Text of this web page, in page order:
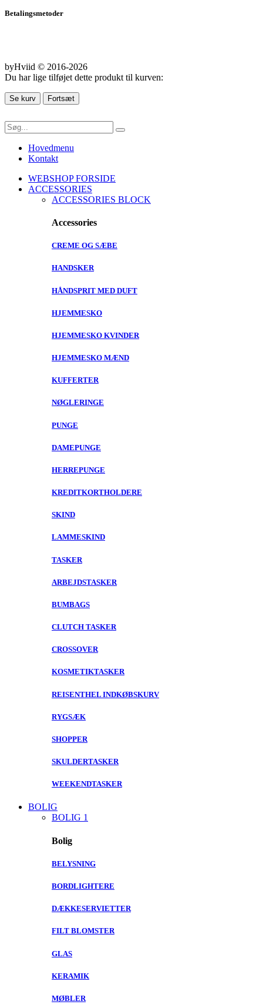
Betalingsmetoder
byHviid © 2016-2026
Du har lige tilføjet dette produkt til kurven:
Se kurv Fortsæt
Hovedmenu
Kontakt
WEBSHOP FORSIDE
ACCESSORIES
ACCESSORIES BLOCK
Accessories
CREME OG SÆBE
HANDSKER
HÅNDSPRIT MED DUFT
HJEMMESKO
HJEMMESKO KVINDER
HJEMMESKO MÆND
KUFFERTER
NØGLERINGE
PUNGE
DAMEPUNGE
HERREPUNGE
KREDITKORTHOLDERE
SKIND
LAMMESKIND
TASKER
ARBEJDSTASKER
BUMBAGS
CLUTCH TASKER
CROSSOVER
KOSMETIKTASKER
REISENTHEL INDKØBSKURV
RYGSÆK
SHOPPER
SKULDERTASKER
WEEKENDTASKER
BOLIG
BOLIG 1
Bolig
BELYSNING
BORDLIGHTERE
DÆKKESERVIETTER
FILT BLOMSTER
GLAS
KERAMIK
MØBLER